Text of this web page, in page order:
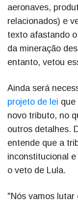
aeronaves,
relacionados) e
texto afastando
da mineração
entanto, vetou
Ainda será
projeto de lei que
novo tributo, no
outros detalhes.
entende que a
inconstitucional
o veto de Lula.
"Nós vamos